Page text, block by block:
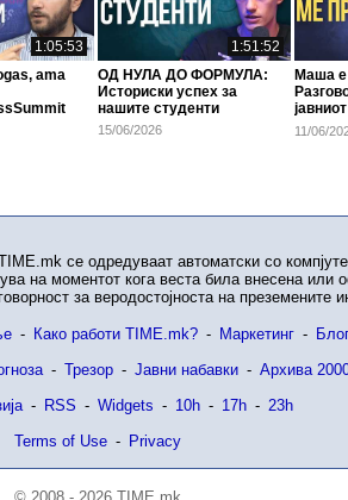
1:05:53
ama
1:51:52
ОД НУЛА ДО ФОРМУЛА:
Историски успех за
нашите студенти
15/06/2026
Маша е
11/06/
се одредуваат автоматски со
на моментот кога веста била внесена или
за веродостојноста на преземените
- Како работи TIME.mk? - Маркетинг -
- Трезор - Јавни набавки - Архива
- RSS - Widgets - 10h - 17h - 23h
Terms of Use - Privacy